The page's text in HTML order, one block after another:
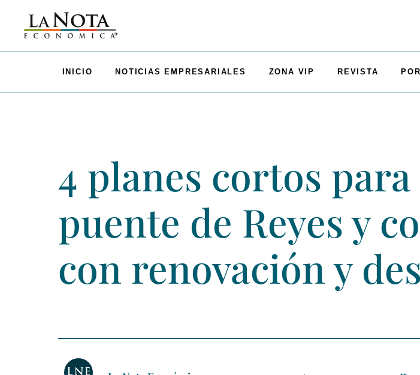
INICIO NOTICIAS EMPRESARIALES ZONA VIP REVISTA
4 planes cortos
puente de Reyes y
con renovación y